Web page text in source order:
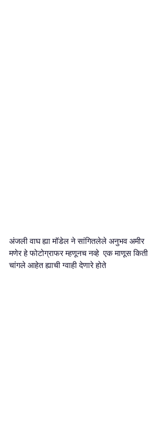
अंजली वाघ ह्या मॉडेल ने सांगितलेले अनुभव अमीर
मणेर हे फोटोग्राफर म्हणूनच नव्हे  एक माणूस किती
चांगले आहेत ह्याची ग्वाही देणारे होते